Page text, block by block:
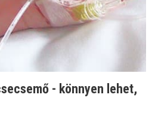
- könnyen lehet,